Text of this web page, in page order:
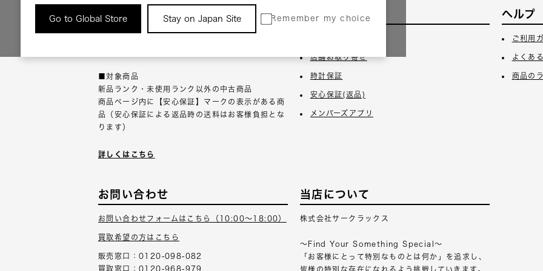
Go to Global Store Stay on Japan Site Remember my choice
返品について
■対象商品
新品ランク・未使用ランク以外の中古商品
商品ページ内に【安心保証】マークの表示がある商
品（安心保証による返品時の送料はお客様負担とな
ります）
詳しくはこちら
サービス
店舗お取り寄せ
時計保証
安心保証(返品)
メンバーズアプリ
ヘルプ
ご利用
よくあ
商品の
お問い合わせ
お問い合わせフォームはこちら（10:00～18:00）
買取希望の方はこちら
販売窓口：0120-098-082
買取窓口：0120-968-979
当店について
株式会社サークラックス
～Find Your Something Special～
「お客様にとって特別なものとは何か」を追求し、
皆様の特別な存在になれるよう挑戦していきます。